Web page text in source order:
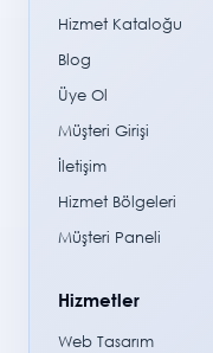
Hizmet Kataloğu
Blog
Üye Ol
Müşteri Girişi
İletişim
Hizmet Bölgeleri
Müşteri Paneli
Hizmetler
Web Tasarım